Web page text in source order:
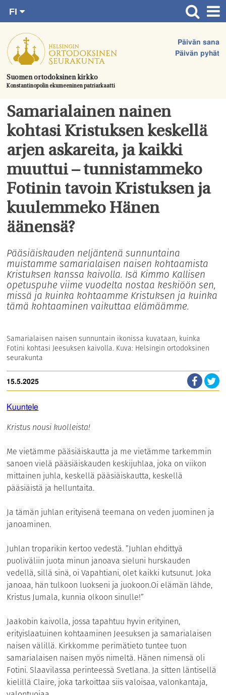
suoraan
sisältöön.
Suomen ortodoksinen kirkko
Konstantinopolin ekumeeninen patriarkaatti
Päivän sana
Päivän pyhät
FI
SV
EN
UA
Etusivu
Ajankohtaista
Juhlat & toimitukset
Kirkot
Apua & tukea
Tule mukaan
Hautausmaa
Yhteystiedot
Samarialainen nainen
kohtasi Kristuksen keskellä
arjen askareita, ja kaikki
muuttui – tunnistammeko
Fotinin tavoin Kristuksen ja
kuulemmeko Hänen
äänensä?
Pääsiäiskauden neljäntenä sunnuntaina
muistamme samarialaisen naisen kohtaamista
Kristuksen kanssa kaivolla. Isä Kimmo Kallisen
opetuspuhe viime vuodelta nostaa keskiöön sen,
missä ja kuinka kohtaamme Kristuksen ja kuinka
tämä kohtaaminen vaikuttaa elämäämme.
Samarialaisen naisen sunnuntain ikonissa kuvataan, kuinka
Fotini kohtasi Jeesuksen kaivolla. Kuva: Helsingin ortodoksinen
seurakunta
15.5.2025
Kuuntele
Kristus nousi kuolleista!
Me vietämme pääsiäiskautta ja me vietämme tarkemmin
sanoen vielä pääsiäiskauden keskijuhlaa, joka on viikon
mittainen juhla, keskellä pääsiäiskautta, keskellä
pääsiäistä ja helluntaita.
Ja tämän juhlan erityisenä teemana on veden juominen ja
janoaminen.
Juhlan troparikin kertoo vedestä. ”Juhlan ehdittyä
puoliväliin juota minun janoava sieluni hurskauden
vedellä, sillä sinä, oi Vapahtiani, olet kaikki kutsunut. Joka
janoaa, hän tulkoon luokseni ja juokoon.Oi elämän lähde,
Kristus Jumala, kunnia olkoon sinulle!”
Jaakobin kaivolla, jossa tapahtuu hyvin erityinen,
erityislaatuinen kohtaaminen Jeesuksen ja samarialaisen
naisen välillä. Kirkkomme perimätieto tuntee tuon
samarialaisen naisen myös nimeltä. Hänen nimensä oli
Fotini. Slaavilassa perinteessä Svetlana. Ja sitten läntisellä
kielillä Claire, joka tarkoittaa siis valoisaa, valonkantaja,